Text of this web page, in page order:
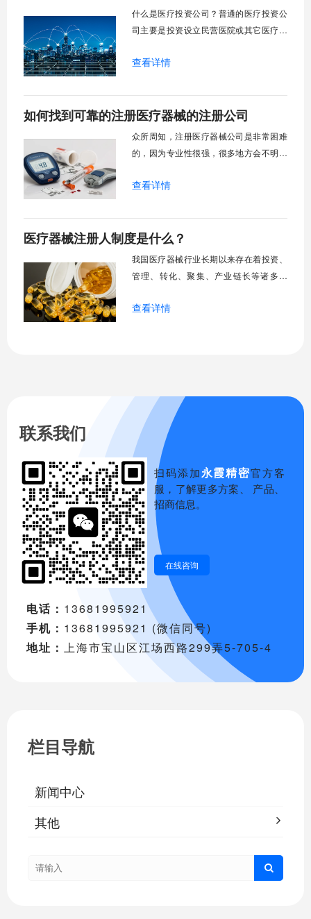
业、医疗行业等特殊行业将管理力度也是
十分的严苛的，那么面对这种情况，也为
了上海医疗器械公司注册的顺利度，创业
什么是医疗投资公司？普通的医疗投资公
司主要是投资设立民营医院或其它医疗机
公司以开发、投资、经营医院为主体，通
由股份制投资办医的专业投资公司，引进
高新医疗技术与设备、投资创办医疗机
查看详情
如何找到可靠的注册医疗器械的注册公司
众所周知，注册医疗器械公司是非常困难
的，因为专业性很强，很多地方会不明不
必能通过，浪费了时间和金钱。此时就要
注册医疗器械的注册公司？
查看详情
医疗器械注册人制度是什么？
我国医疗器械行业长期以来存在着投资、
管理、转化、聚集、产业链长等诸多问
底改变了这种状况。医疗器械注册人制度
查看详情
联系我们
扫码添加永霞精密官方客
服，了解更多方案、 产品、
招商信息。
在线咨询
电话： 13681995921
手机： 13681995921 (微信同号)
地址： 上海市宝山区江场西路299弄5-705-4
栏目导航
新闻中心
其他